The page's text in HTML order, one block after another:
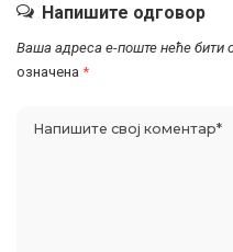
Напишите одговор
Ваша адреса е-поште неће бити
означена *